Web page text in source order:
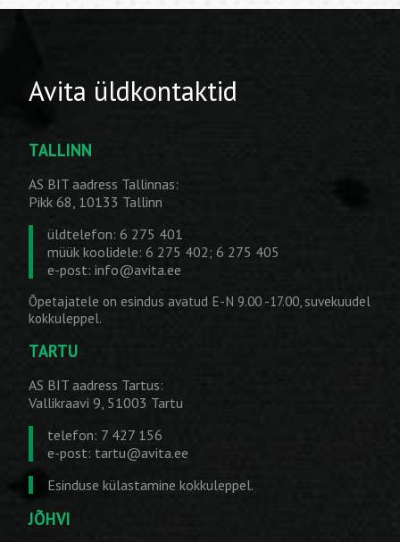
Avita üldkontaktid
TALLINN
AS BIT aadress Tallinnas:
Pikk 68, 10133 Tallinn
üldtelefon: 6 275 401
müük koolidele: 6 275 402; 6 275 405
e-post: info@avita.ee
Õpetajatele on esindus avatud E-N 9.00 -17.00, suvekuudel
kokkuleppel.
TARTU
AS BIT aadress Tartus:
Vallikraavi 9, 51003 Tartu
telefon: 7 427 156
e-post: tartu@avita.ee
Esinduse külastamine kokkuleppel.
JÕHVI